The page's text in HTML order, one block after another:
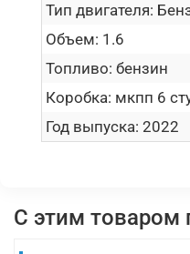
Тип двигателя:
Объем: 1.6
Топливо: бензин
Коробка: мкпп 6
Год выпуска: 2022
С этим товаром